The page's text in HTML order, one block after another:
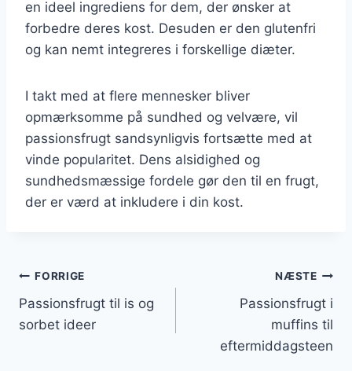
en ideel ingrediens for dem, der ønsker at
forbedre deres kost. Desuden er den glutenfri
og kan nemt integreres i forskellige diæter.
I takt med at flere mennesker bliver
opmærksomme på sundhed og velvære, vil
passionsfrugt sandsynligvis fortsætte med at
vinde popularitet. Dens alsidighed og
sundhedsmæssige fordele gør den til en frugt,
der er værd at inkludere i din kost.
Indlægsnavigation
FORRIGE
Passionsfrugt til is og
sorbet ideer
NÆSTE
Passionsfrugt i
muffins til
eftermiddagsteen